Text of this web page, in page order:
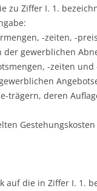
zu Ziffer I. 1.
-zeiten, -
gewerblichen
-zeiten und
trägern, deren
auf die in Ziffer I. 1.